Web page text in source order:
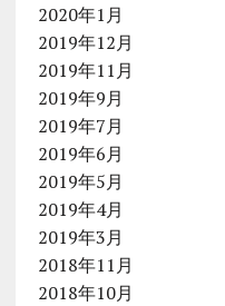
2020年1月
2019年12月
2019年11月
2019年9月
2019年7月
2019年6月
2019年5月
2019年4月
2019年3月
2018年11月
2018年10月